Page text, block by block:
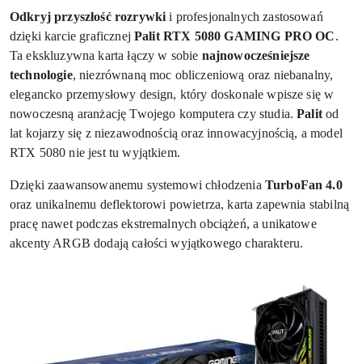
Odkryj przyszłość rozrywki i profesjonalnych zastosowań
dzięki karcie graficznejPalit RTX 5080 GAMING PRO OC.
Ta ekskluzywna karta łączy w sobie najnowocześniejsze
technologie, niezrównaną moc obliczeniową oraz niebanalny,
elegancko przemysłowy design, który doskonale wpisze się w
nowoczesną aranżację Twojego komputera czy studia.Palitod
lat kojarzy się z niezawodnością oraz innowacyjnością, a model
RTX 5080 nie jest tu wyjątkiem.
Dzięki zaawansowanemu systemowi chłodzenia TurboFan 4.0
oraz unikalnemu deflektorowi powietrza, karta zapewnia stabilną
pracę nawet podczas ekstremalnych obciążeń, a unikatowe
akcenty ARGB dodają całości wyjątkowego charakteru.